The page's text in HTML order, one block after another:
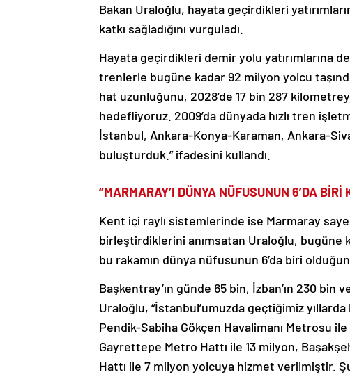
Bakan Uraloğlu, hayata geçirdikleri
katkı sağladığını vurguladı.
Hayata geçirdikleri demir yolu yatırımlarına
trenlerle bugüne kadar 92 milyon yolcu
hat uzunluğunu, 2028’de 17 bin 287
hedefliyoruz. 2009’da dünyada hızlı tren
İstanbul, Ankara-Konya-Karaman, Ankara-
buluşturduk.” ifadesini kullandı.
“MARMARAY’I DÜNYA NÜFUSUNUN 6’DA BİRİ
Kent içi raylı sistemlerinde ise Marmaray
birleştirdiklerini anımsatan Uraloğlu, bugüne
bu rakamın dünya nüfusunun 6’da biri
Başkentray’ın günde 65 bin, İzban’ın 230 bin
Uraloğlu, “İstanbul’umuzda geçtiğimiz
Pendik-Sabiha Gökçen Havalimanı Metrosu
Gayrettepe Metro Hattı ile 13 milyon,
Hattı ile 7 milyon yolcuya hizmet verilmiştir.